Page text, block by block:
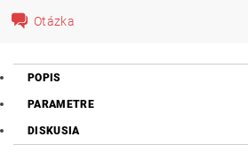
Otázka
POPIS
PARAMETRE
DISKUSIA